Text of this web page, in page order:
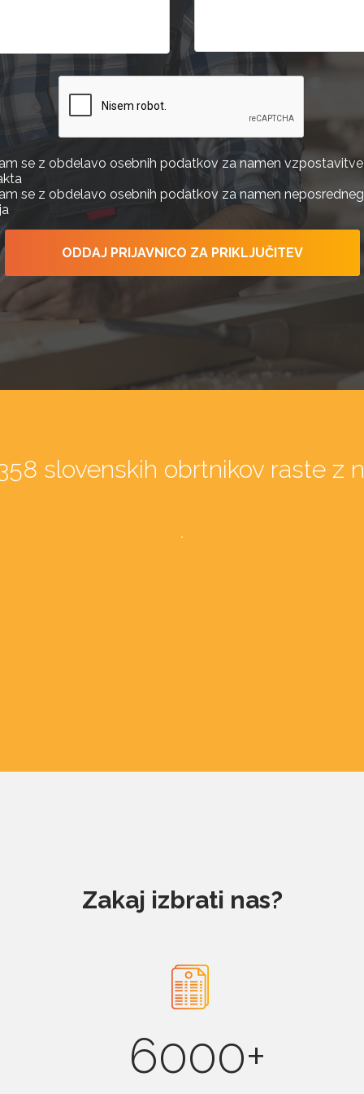
se z obdelavo osebnih podatkov za namen vzpostavitve
se z obdelavo osebnih podatkov za namen
ODDAJ PRIJAVNICO ZA PRIKLJUČITEV
slovenskih obrtnikov raste z
Zakaj izbrati nas?
6000+